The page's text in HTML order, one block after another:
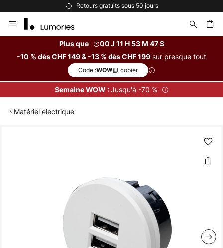
Retours gratuits sous 50 jours
Allez
au
Plus que
00 J 11 H 53 M 47 S
-10 % dès CHF 149 & -13 % dès CHF 199 sur presque tout
Code :WOW copier
Semaine WOW :Jusqu'à -70 %
Matériel électrique